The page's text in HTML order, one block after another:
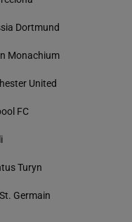
Dortmund
Monachium
United
FC
Turyn
Germain